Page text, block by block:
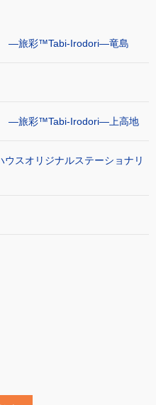
―旅彩™Tabi-Irodori―竜島
―旅彩™Tabi-Irodori―上高地
ウスオリジナルステーショナリ